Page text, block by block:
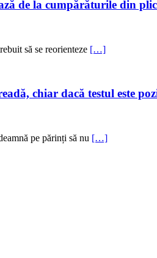
de la cumpărăturile din
să se reorienteze […]
chiar dacă testul este
pe părinți să nu […]